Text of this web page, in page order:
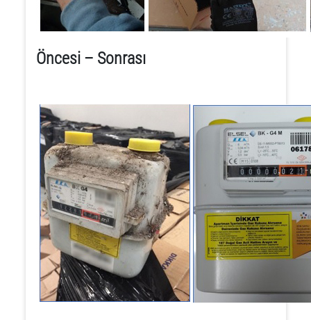
Öncesi – Sonrası